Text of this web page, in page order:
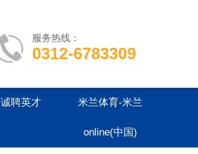
服务热线：
0312-6783309
诚聘英才 米兰体育-米兰
online(中国)